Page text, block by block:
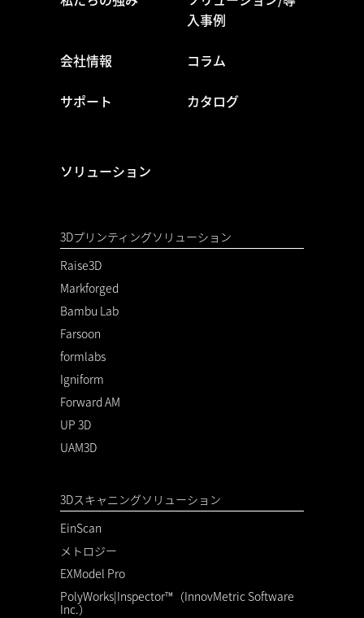
入事例
会社情報 コラム
サポート カタログ
ソリューション
3Dプリンティングソリューション
Raise3D
Markforged
Bambu Lab
Farsoon
formlabs
Igniform
Forward AM
UP 3D
UAM3D
3Dスキャニングソリューション
EinScan
メトロジー
EXModel Pro
PolyWorks|Inspector™（InnovMetric Software
Inc.）